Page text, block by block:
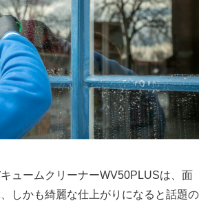
ュームクリーナーWV50PLUSは、面
しかも綺麗な仕上がりになると話題の